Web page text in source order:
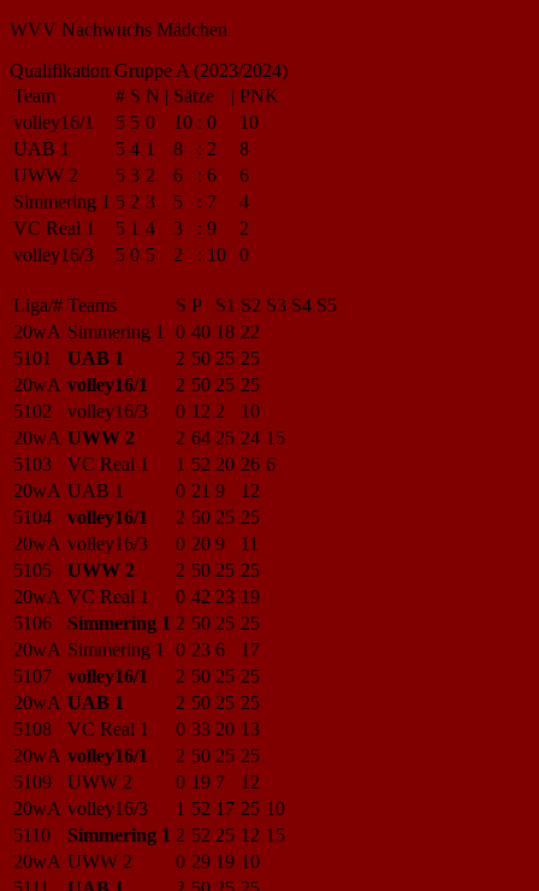
WVV Nachwuchs Mädchen
Qualifikation Gruppe A (2023/2024)
Team
# S N | Sätze | PNK
volley16/1
5 5 0 10 : 0
10
UAB 1
5 4 1 8 : 2
8
UWW 2
5 3 2 6 : 6
6
Simmering 1 5 2 3 5 : 7
4
VC Real 1
5 1 4 3 : 9
2
volley16/3
5 0 5 2 : 10 0
Liga/# Teams S P S1 S2 S3 S4 S5
20wA Simmering 1 0 40 18 22
5101
UAB 1 2 50 25 25
20wA volley16/1 2 50 25 25
5102
volley16/3 0 12 2
10
20wA UWW 2 2 64 25 24 15
5103
VC Real 1 1 52 20 26 6
20wA UAB 1 0 21 9
12
5104
volley16/1 2 50 25 25
20wA volley16/3 0 20 9
11
5105
UWW 2 2 50 25 25
20wA VC Real 1 0 42 23 19
5106
Simmering 1 2 50 25 25
20wA Simmering 1 0 23 6
17
5107
volley16/1 2 50 25 25
20wA UAB 1 2 50 25 25
5108
VC Real 1 0 33 20 13
20wA volley16/1 2 50 25 25
5109
UWW 2 0 19 7
12
20wA volley16/3 1 52 17 25 10
5110
Simmering 1 2 52 25 12 15
20wA UWW 2 0 29 19 10